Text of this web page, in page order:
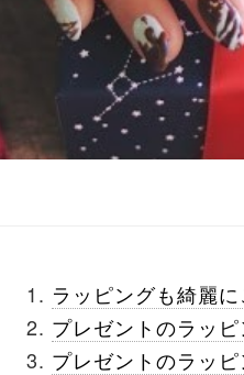
ラッピングも綺麗に
プレゼントのラッ
プレゼントのラッ